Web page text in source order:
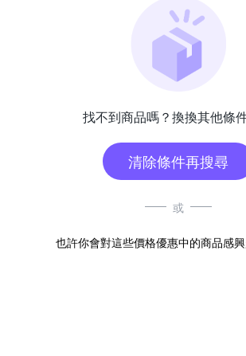
找不到商品嗎？換換其他條
清除條件再搜尋
或
也許你會對這些價格優惠中的商品感興